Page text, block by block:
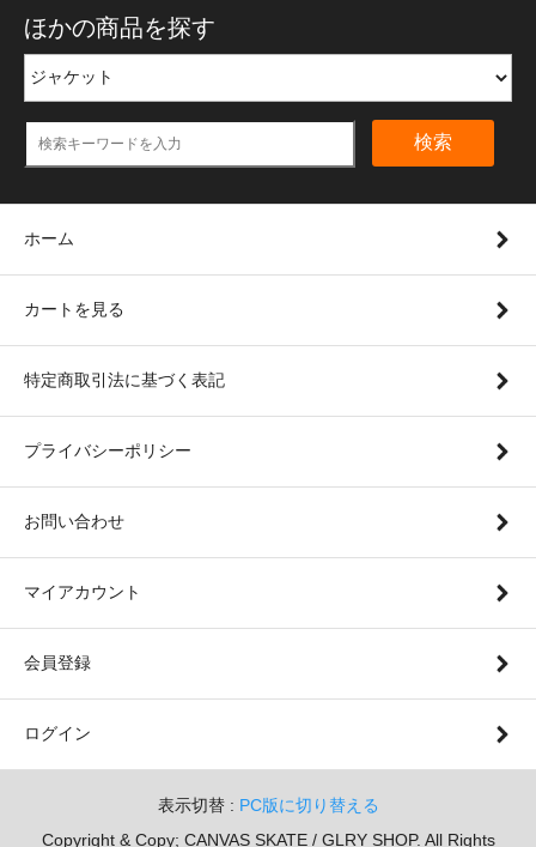
ほかの商品を探す
検索
ホーム
カートを見る
特定商取引法に基づく表記
プライバシーポリシー
お問い合わせ
マイアカウント
会員登録
ログイン
表示切替 : PC版に切り替える
Copyright & Copy; CANVAS SKATE / GLRY SHOP. All Rights